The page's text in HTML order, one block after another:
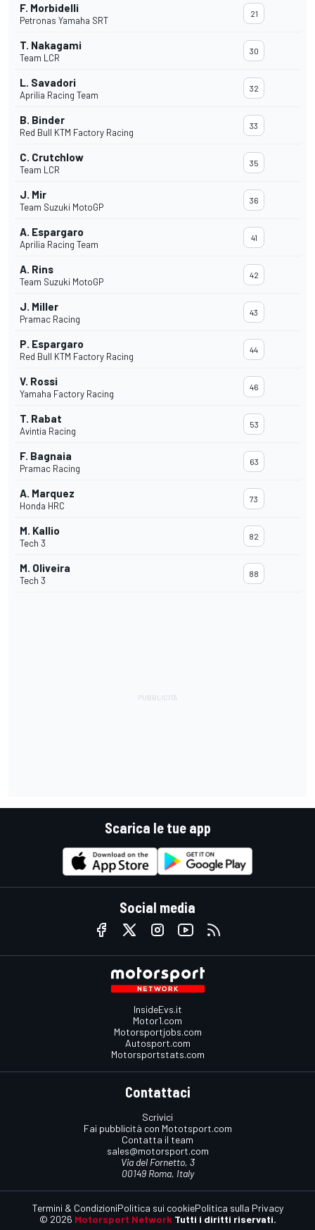
F. Morbidelli
Petronas Yamaha SRT
21
T. Nakagami
Team LCR
30
L. Savadori
Aprilia Racing Team
32
B. Binder
Red Bull KTM Factory Racing
33
C. Crutchlow
Team LCR
35
J. Mir
Team Suzuki MotoGP
36
A. Espargaro
Aprilia Racing Team
41
A. Rins
Team Suzuki MotoGP
42
J. Miller
Pramac Racing
43
P. Espargaro
Red Bull KTM Factory Racing
44
V. Rossi
Yamaha Factory Racing
46
T. Rabat
Avintia Racing
53
F. Bagnaia
Pramac Racing
63
A. Marquez
Honda HRC
73
M. Kallio
Tech 3
82
M. Oliveira
Tech 3
88
Scarica le tue app
Social media
InsideEvs.it
Motor1.com
Motorsportjobs.com
Autosport.com
Motorsportstats.com
Contattaci
Scrivici
Fai pubblicità con Mototsport.com
Contatta il team
sales@motorsport.com
Via del Fornetto, 3
00149 Roma, Italy
© 2026 Motorsport Network Tutti i diritti riservati.
Termini & CondizioniPolitica sui cookiePolitica sulla Privacy